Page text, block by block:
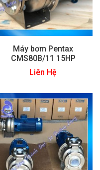
Máy bơm Pentax
CMS80B/11 15HP
Liên Hệ